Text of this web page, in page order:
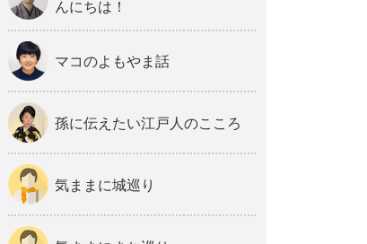
んにちは！
マコのよもやま話
孫に伝えたい江戸人のこころ
気ままに城巡り